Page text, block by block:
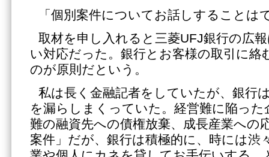
「個別案件についてお話しすることは
取材を申し入れると三菱UFJ銀行の広
い対応だった。銀行とお客様の取引に絡
のが原則だという。
私は長く金融記者をしていたが、銀行
を漏らしまくっていた。経営難に陥った
難の融資先への債権放棄、成長産業へ
案件」だが、銀行は積極的に、時には渋